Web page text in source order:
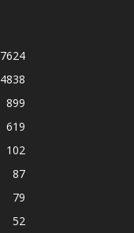
7624
4838
899
619
102
87
79
52